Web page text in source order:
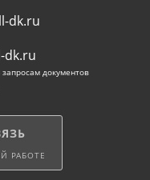
также элементов,
с цинковым
условиях, при
dk.ru
dk.ru
документов
РАБОТЕ